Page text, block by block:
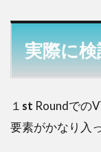
実際に
１ st Roundでの
要素がかなり入